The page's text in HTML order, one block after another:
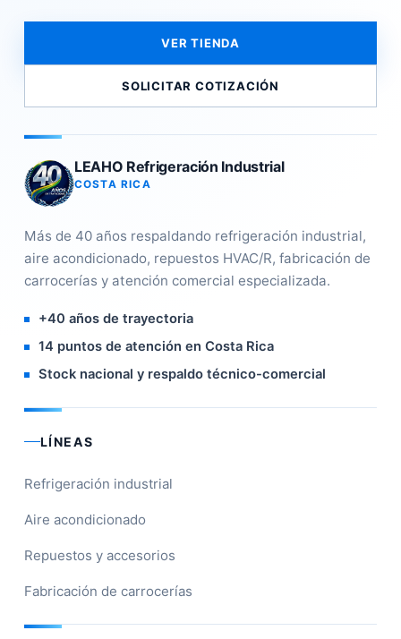
VER TIENDA
SOLICITAR COTIZACIÓN
LEAHO Refrigeración Industrial
COSTA RICA
Más de 40 años respaldando refrigeración industrial,
aire acondicionado, repuestos HVAC/R, fabricación de
carrocerías y atención comercial especializada.
+40 años de trayectoria
14 puntos de atención en Costa Rica
Stock nacional y respaldo técnico-comercial
LÍNEAS
Refrigeración industrial
Aire acondicionado
Repuestos y accesorios
Fabricación de carrocerías